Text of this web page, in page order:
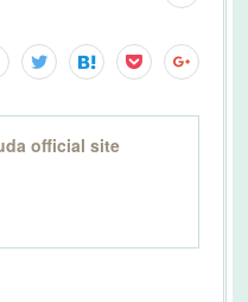
official site